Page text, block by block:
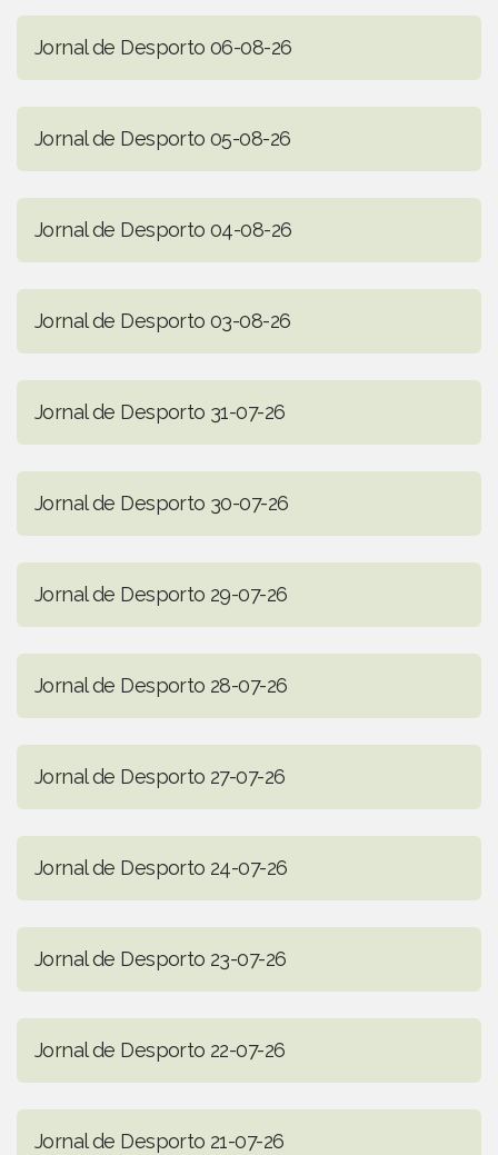
Jornal de Desporto 06-08-26
Jornal de Desporto 05-08-26
Jornal de Desporto 04-08-26
Jornal de Desporto 03-08-26
Jornal de Desporto 31-07-26
Jornal de Desporto 30-07-26
Jornal de Desporto 29-07-26
Jornal de Desporto 28-07-26
Jornal de Desporto 27-07-26
Jornal de Desporto 24-07-26
Jornal de Desporto 23-07-26
Jornal de Desporto 22-07-26
Jornal de Desporto 21-07-26